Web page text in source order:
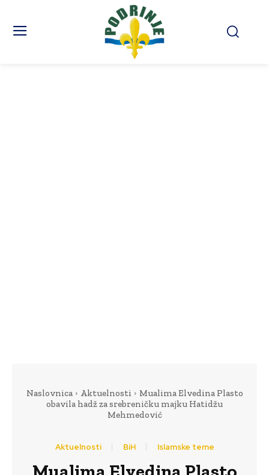
Naslovnica Aktuelnosti
Mualima Elvedina Plasto
obavila hadž za srebreničku majku Hatidžu
Mehmedović
Aktuelnosti BiH Islamske teme